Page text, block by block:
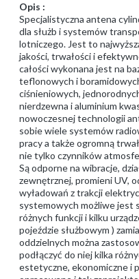
Opis :
Specjalistyczna antena
dla służb i systemów
lotniczego. Jest to
jakości, trwałości i
całości wykonana jest na
teflonowych i
ciśnieniowych,
nierdzewna i aluminium
nowoczesnej technologii
sobie wiele systemów
pracy a także ogromną
nie tylko czynników
Są odporne na wibracje,
zewnętrznej, promieni UV,
wyładowań z trakcji
systemowych możliwe jest
różnych funkcji i kilku
pojeździe służbowym )
oddzielnych można
podłączyć do niej kilka
estetyczne, ekonomiczne i